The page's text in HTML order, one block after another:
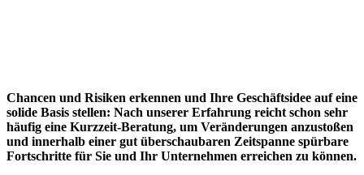
Chancen und Risiken erkennen und Ihre Geschäftsidee auf eine
solide Basis stellen: Nach unserer Erfahrung reicht schon sehr
häufig eine Kurzzeit-Beratung, um Veränderungen anzustoßen
und innerhalb einer gut überschaubaren Zeitspanne spürbare
Fortschritte für Sie und Ihr Unternehmen erreichen zu können.